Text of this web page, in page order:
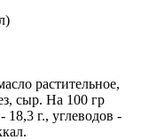
растительное,
сыр. На 100 гр
г., углеводов -